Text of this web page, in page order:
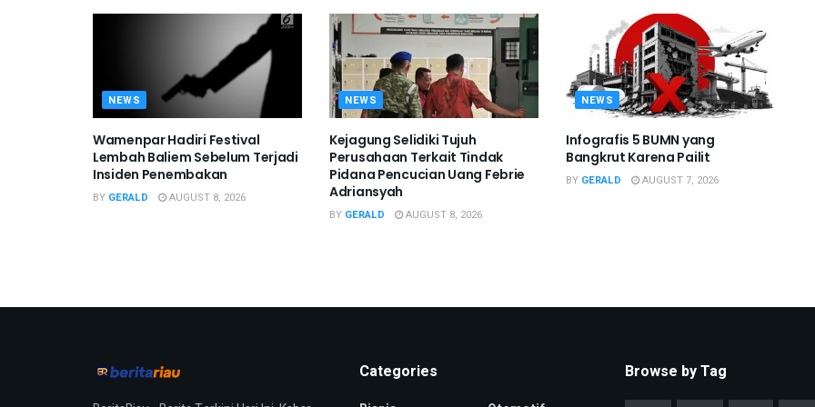
NEWS
Wamenpar Hadiri Festival
Lembah Baliem Sebelum Terjadi
Insiden Penembakan
BY GERALD AUGUST 8, 2026
NEWS
Kejagung Selidiki Tujuh
Perusahaan Terkait Tindak
Pidana Pencucian Uang Febrie
Adriansyah
BY GERALD AUGUST 8, 2026
NEWS
Infografis 5 BUMN yang
Bangkrut Karena Pailit
BY GERALD AUGUST 7, 2026
Categories Browse by Tag